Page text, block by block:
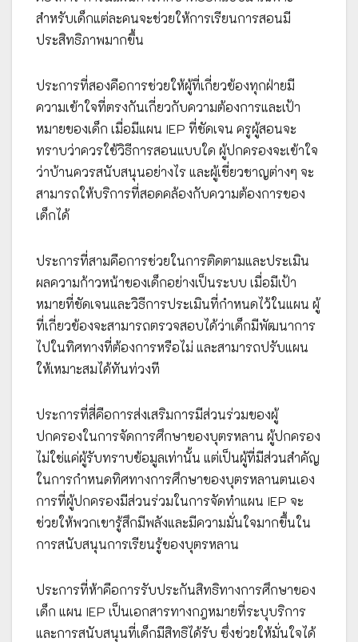
สำหรับเด็กแต่ละคนจะช่วยให้การเรียนการสอนมี
ประสิทธิภาพมากขึ้น
ประการที่สองคือการช่วยให้ผู้ที่เกี่ยวข้องทุกฝ่ายมี
ความเข้าใจที่ตรงกันเกี่ยวกับความต้องการและเป้า
หมายของเด็ก เมื่อมีแผน IEP ที่ชัดเจน ครูผู้สอนจะ
ทราบว่าควรใช้วิธีการสอนแบบใด ผู้ปกครองจะเข้าใจ
ว่าบ้านควรสนับสนุนอย่างไร และผู้เชี่ยวชาญต่างๆ จะ
สามารถให้บริการที่สอดคล้องกับความต้องการของ
เด็กได้
ประการที่สามคือการช่วยในการติดตามและประเมิน
ผลความก้าวหน้าของเด็กอย่างเป็นระบบ เมื่อมีเป้า
หมายที่ชัดเจนและวิธีการประเมินที่กำหนดไว้ในแผน ผู้
ที่เกี่ยวข้องจะสามารถตรวจสอบได้ว่าเด็กมีพัฒนาการ
ไปในทิศทางที่ต้องการหรือไม่ และสามารถปรับแผน
ให้เหมาะสมได้ทันท่วงที
ประการที่สี่คือการส่งเสริมการมีส่วนร่วมของผู้
ปกครองในการจัดการศึกษาของบุตรหลาน ผู้ปกครอง
ไม่ใช่แค่ผู้รับทราบข้อมูลเท่านั้น แต่เป็นผู้ที่มีส่วนสำคัญ
ในการกำหนดทิศทางการศึกษาของบุตรหลานตนเอง
การที่ผู้ปกครองมีส่วนร่วมในการจัดทำแผน IEP จะ
ช่วยให้พวกเขารู้สึกมีพลังและมีความมั่นใจมากขึ้นใน
การสนับสนุนการเรียนรู้ของบุตรหลาน
ประการที่ห้าคือการรับประกันสิทธิทางการศึกษาของ
เด็ก แผน IEP เป็นเอกสารทางกฎหมายที่ระบุบริการ
และการสนับสนุนที่เด็กมีสิทธิได้รับ ซึ่งช่วยให้มั่นใจได้